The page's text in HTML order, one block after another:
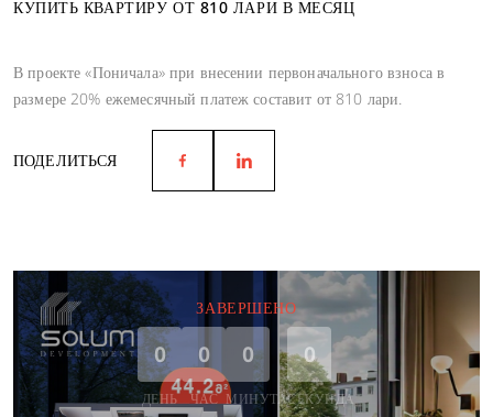
КУПИТЬ КВАРТИРУ ОТ 810 ЛАРИ В МЕСЯЦ
В проекте «Поничала» при внесении первоначального взноса в
размере 20% ежемесячный платеж составит от 810 лари.
ПОДЕЛИТЬСЯ
ЗАВЕРШЕНО
0
ДЕНЬ
0
ЧАС
0
МИНУТА
0
СЕКУНДА